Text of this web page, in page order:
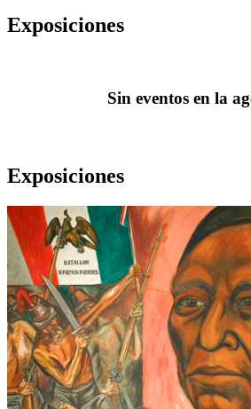
Exposiciones
Sin eventos en la
Exposiciones